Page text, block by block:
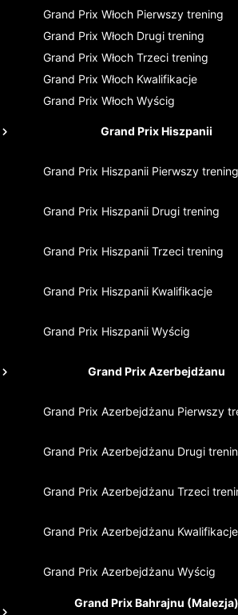
Grand Prix Włoch Pierwszy trening
Grand Prix Włoch Drugi trening
Grand Prix Włoch Trzeci trening
Grand Prix Włoch Kwalifikacje
Grand Prix Włoch Wyścig
Grand Prix Hiszpanii
Grand Prix Hiszpanii Pierwszy trening
Grand Prix Hiszpanii Drugi trening
Grand Prix Hiszpanii Trzeci trening
Grand Prix Hiszpanii Kwalifikacje
Grand Prix Hiszpanii Wyścig
Grand Prix Azerbejdżanu
Grand Prix Azerbejdżanu Pierwszy
Grand Prix Azerbejdżanu Drugi
Grand Prix Azerbejdżanu Trzeci
Grand Prix Azerbejdżanu Kwalifikacje
Grand Prix Azerbejdżanu Wyścig
Grand Prix Bahrajnu (Malezja)